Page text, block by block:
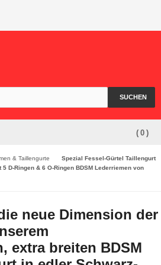
SUCHEN
( 0 )
& Taillengurte
Spezial Fessel-Gürtel Taillengurt
D-Ringen & 6 O-Ringen BDSM Lederriemen von
neue Dimension der
extra breiten BDSM